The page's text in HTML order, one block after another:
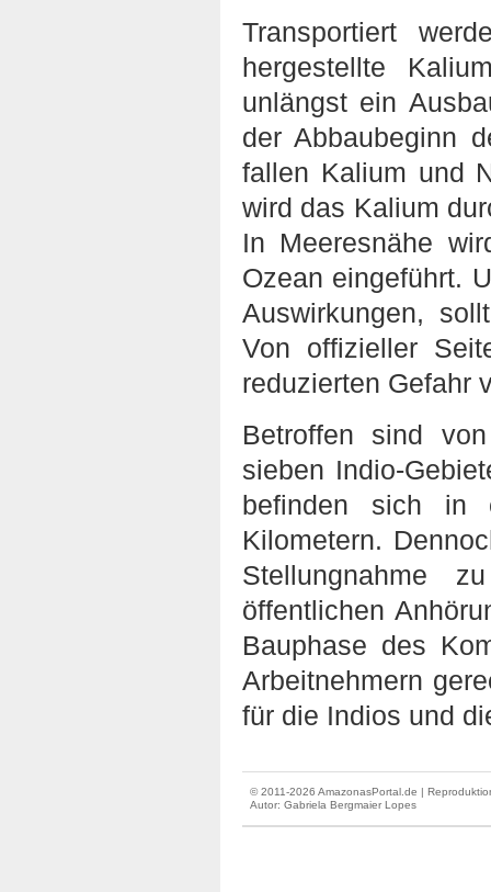
Transportiert
hergestellte
unlängst ein
der Abbaubeginn
fallen Kalium und
wird das Kalium
In Meeresnähe
Ozean eingeführt.
Auswirkungen,
Von offizieller
reduzierten Gefahr
Betroffen sind
sieben Indio-
befinden sich in
Kilometern.
Stellungnahme
öffentlichen
Bauphase des
Arbeitnehmern
für die Indios und
© 2011-2026 AmazonasPortal.de |
Autor: Gabriela Bergmaier Lopes